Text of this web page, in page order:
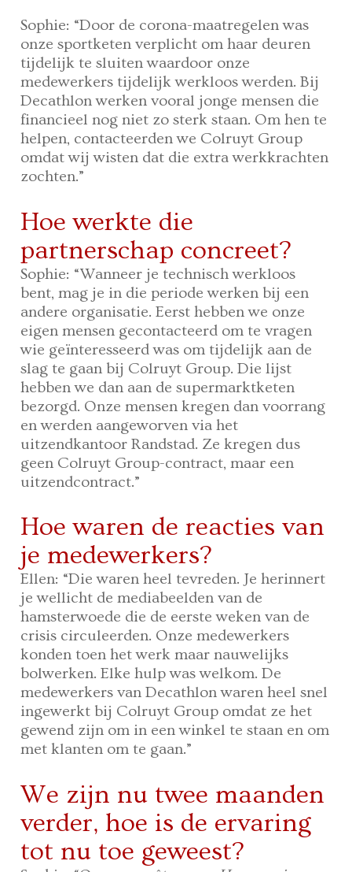
Sophie: “Door de corona-maatregelen was
onze sportketen verplicht om haar deuren
tijdelijk te sluiten waardoor onze
medewerkers tijdelijk werkloos werden. Bij
Decathlon werken vooral jonge mensen die
financieel nog niet zo sterk staan. Om hen te
helpen, contacteerden we Colruyt Group
omdat wij wisten dat die extra werkkrachten
zochten.”
Hoe werkte die
partnerschap concreet?
Sophie: “Wanneer je technisch werkloos
bent, mag je in die periode werken bij een
andere organisatie. Eerst hebben we onze
eigen mensen gecontacteerd om te vragen
wie geïnteresseerd was om tijdelijk aan de
slag te gaan bij Colruyt Group. Die lijst
hebben we dan aan de supermarktketen
bezorgd. Onze mensen kregen dan voorrang
en werden aangeworven via het
uitzendkantoor Randstad. Ze kregen dus
geen Colruyt Group-contract, maar een
uitzendcontract.”
Hoe waren de reacties van
je medewerkers?
Ellen: “Die waren heel tevreden. Je herinnert
je wellicht de mediabeelden van de
hamsterwoede die de eerste weken van de
crisis circuleerden. Onze medewerkers
konden toen het werk maar nauwelijks
bolwerken. Elke hulp was welkom. De
medewerkers van Decathlon waren heel snel
ingewerkt bij Colruyt Group omdat ze het
gewend zijn om in een winkel te staan en om
met klanten om te gaan.”
We zijn nu twee maanden
verder, hoe is de ervaring
tot nu toe geweest?